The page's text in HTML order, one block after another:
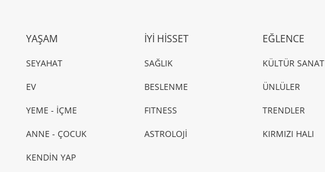
YAŞAM
SEYAHAT
EV
YEME - İÇME
ANNE - ÇOCUK
KENDİN YAP
İYİ HİSSET
SAĞLIK
BESLENME
FITNESS
ASTROLOJİ
EĞLENCE
KÜLTÜR SANAT
ÜNLÜLER
TRENDLER
KIRMIZI HALI